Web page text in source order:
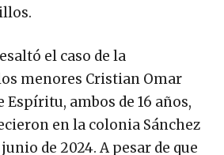
el caso de la
menores Cristian Omar
Espíritu, ambos de 16 años,
en la colonia Sánchez
de 2024. A pesar de que